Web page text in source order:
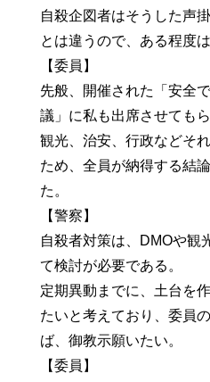
自殺企図者はそうした声
とは違うので、ある程度
【委員】
先般、開催された「安全
議」に私も出席させてもら
観光、治安、行政などそ
ため、全員が納得する結
た。
【警察】
自殺者対策は、DMOや観
て検討が必要である。
定期異動までに、土台を
たいと考えており、委員
ば、御教示願いたい。
【委員】